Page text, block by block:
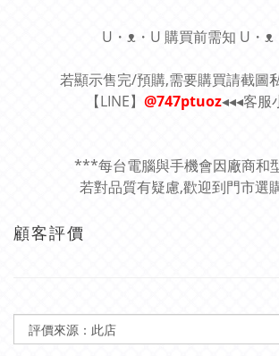
U・ᴥ・U 購買前需知 U・ᴥ
若顯示售完/預購,需要購買請截圖
【LINE】 @747ptuoz◂◂◂客服
***每台電腦與手機會因廠商和
若對品質有疑慮,歡迎到門市選
顧客評價